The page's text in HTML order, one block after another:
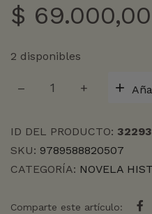
$ 69.000,00
2 disponibles
ID DEL PRODUCTO: 32293
SKU: 9789588820507
CATEGORÍA: NOVELA
Comparte este artículo: